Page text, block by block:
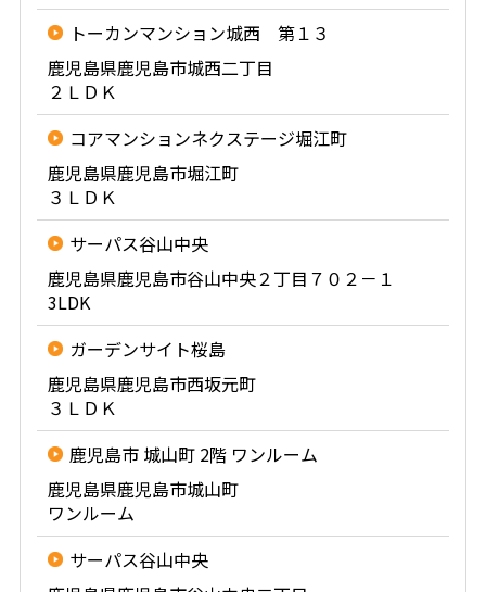
トーカンマンション城西 第１３
鹿児島県鹿児島市城西二丁目
２ＬＤＫ
コアマンションネクステージ堀江町
鹿児島県鹿児島市堀江町
３ＬＤＫ
サーパス谷山中央
鹿児島県鹿児島市谷山中央２丁目７０２－１
3LDK
ガーデンサイト桜島
鹿児島県鹿児島市西坂元町
３ＬＤＫ
鹿児島市 城山町 2階 ワンルーム
鹿児島県鹿児島市城山町
ワンルーム
サーパス谷山中央